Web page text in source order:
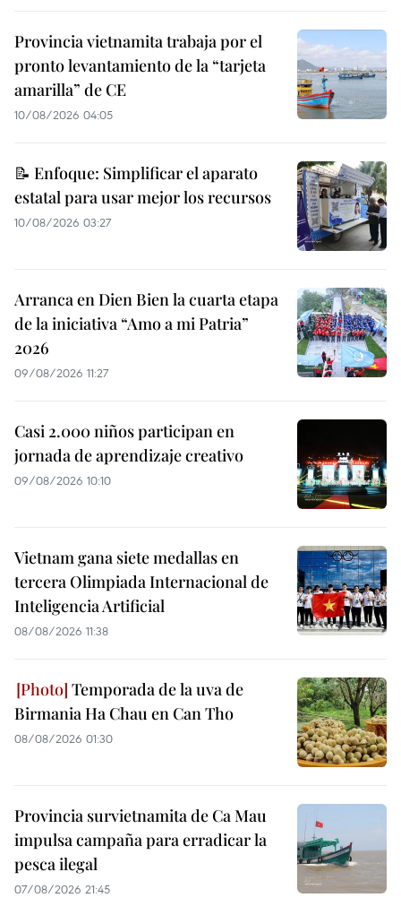
Provincia vietnamita trabaja por el
pronto levantamiento de la “tarjeta
amarilla” de CE
10/08/2026 04:05
📝 Enfoque: Simplificar el aparato
estatal para usar mejor los recursos
10/08/2026 03:27
Arranca en Dien Bien la cuarta etapa
de la iniciativa “Amo a mi Patria”
2026
09/08/2026 11:27
Casi 2.000 niños participan en
jornada de aprendizaje creativo
09/08/2026 10:10
Vietnam gana siete medallas en
tercera Olimpiada Internacional de
Inteligencia Artificial
08/08/2026 11:38
Temporada de la uva de
Birmania Ha Chau en Can Tho
08/08/2026 01:30
Provincia survietnamita de Ca Mau
impulsa campaña para erradicar la
pesca ilegal
07/08/2026 21:45